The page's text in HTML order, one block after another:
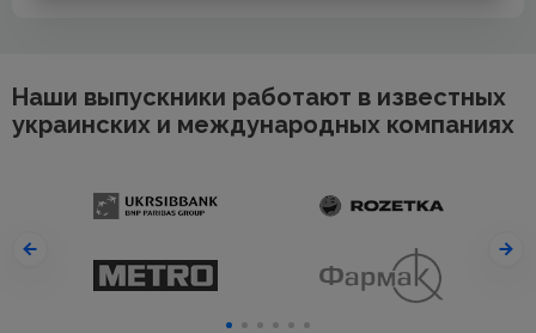
Наши выпускники работают в известных
украинских и международных компаниях